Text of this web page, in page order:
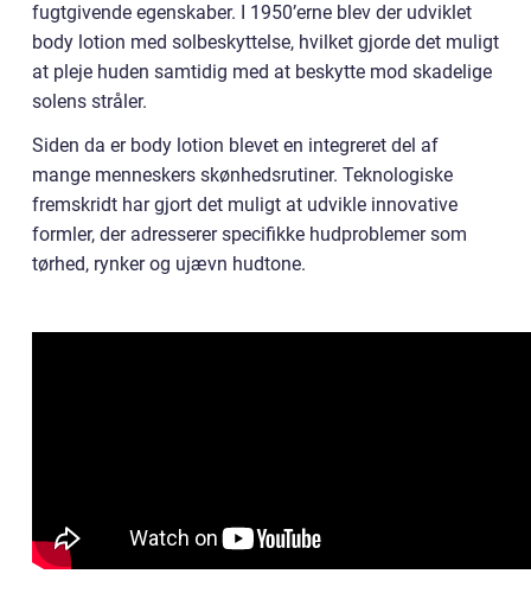
fugtgivende egenskaber. I 1950’erne blev der udviklet
body lotion med solbeskyttelse, hvilket gjorde det muligt
at pleje huden samtidig med at beskytte mod skadelige
solens stråler.
Siden da er body lotion blevet en integreret del af
mange menneskers skønhedsrutiner. Teknologiske
fremskridt har gjort det muligt at udvikle innovative
formler, der adresserer specifikke hudproblemer som
tørhed, rynker og ujævn hudtone.